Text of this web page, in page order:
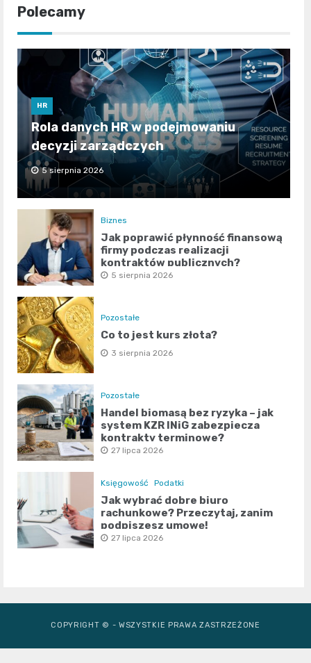
Polecamy
HR
Rola danych HR w podejmowaniu
decyzji zarządczych
5 sierpnia 2026
Biznes
Jak poprawić płynność finansową
firmy podczas realizacji
kontraktów publicznych?
5 sierpnia 2026
Pozostałe
Co to jest kurs złota?
3 sierpnia 2026
Pozostałe
Handel biomasą bez ryzyka – jak
system KZR INiG zabezpiecza
kontrakty terminowe?
27 lipca 2026
Księgowość Podatki
Jak wybrać dobre biuro
rachunkowe? Przeczytaj, zanim
podpiszesz umowę!
27 lipca 2026
COPYRIGHT © - WSZYSTKIE PRAWA ZASTRZEŻONE